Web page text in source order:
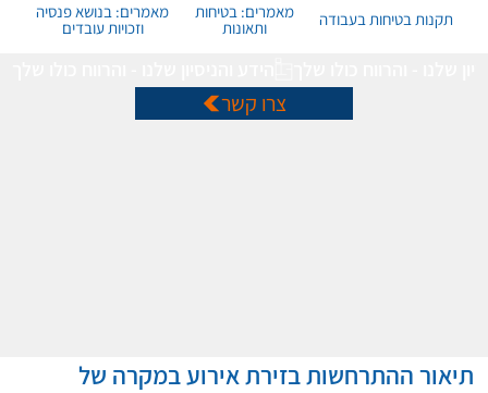
תקנות בטיחות בעבודה מאמרים: בטיחות
ותאונות
מאמרים: בנושא פנסיה
וזכויות עובדים
צרו קשר
תיאור ההתרחשות בזירת אירוע במקרה של